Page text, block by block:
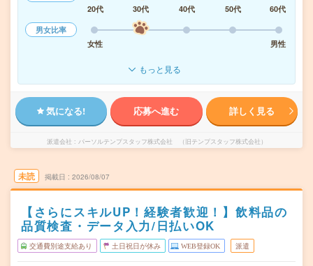
20代
30代 40代 50代
60代
男女比率
女性
男性
もっと見る
気になる! 応募へ進む 詳しく見る
派遣会社 パーソルテンプスタッフ株式会社 （旧テンプスタッフ株式会社）
未読 掲載日 2026/08/07
【さらにスキルUP！経験者歓迎！】飲料品の
品質検査・データ入力/日払いOK
交通費別途支給あり 土日祝日が休み WEB登録OK 派遣